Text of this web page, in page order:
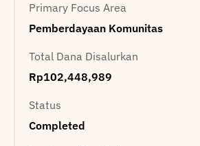
Primary Focus Area
Pemberdayaan Komunitas
Total Dana Disalurkan
Rp102,448,989
Status
Completed